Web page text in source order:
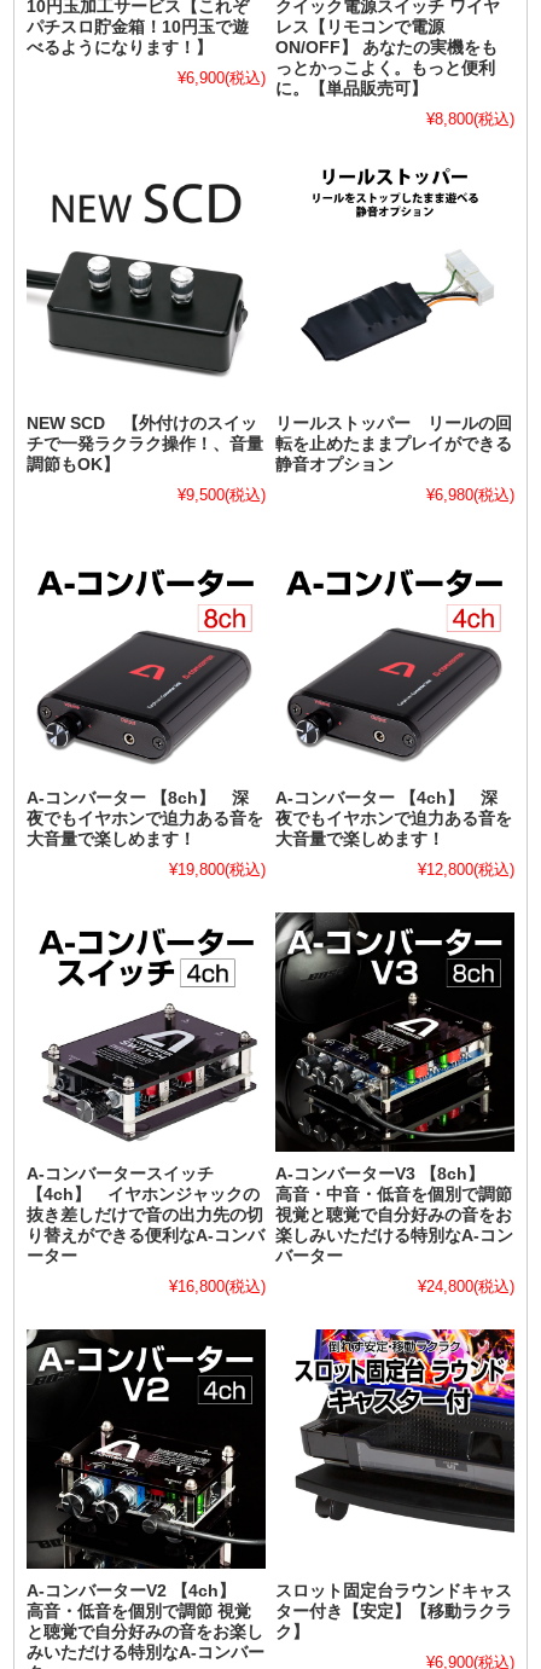
10円玉加工サービス【これぞ
パチスロ貯金箱！10円玉で遊
べるようになります！】
¥6,900(税込)
クイック電源スイッチ ワイヤ
レス【リモコンで電源
ON/OFF】 あなたの実機をも
っとかっこよく。もっと便利
に。【単品販売可】
¥8,800(税込)
NEW SCD 【外付けのスイッ
チで一発ラクラク操作！、音量
調節もOK】
¥9,500(税込)
リールストッパー リールの回
転を止めたままプレイができる
静音オプション
¥6,980(税込)
A-コンバーター 【8ch】 深
夜でもイヤホンで迫力ある音を
大音量で楽しめます！
¥19,800(税込)
A-コンバーター 【4ch】 深
夜でもイヤホンで迫力ある音を
大音量で楽しめます！
¥12,800(税込)
A-コンバータースイッチ
【4ch】 イヤホンジャックの
抜き差しだけで音の出力先の切
り替えができる便利なA-コンバ
ーター
¥16,800(税込)
A-コンバーターV3 【8ch】
高音・中音・低音を個別で調節
視覚と聴覚で自分好みの音をお
楽しみいただける特別なA-コン
バーター
¥24,800(税込)
A-コンバーターV2 【4ch】
高音・低音を個別で調節 視覚
と聴覚で自分好みの音をお楽し
みいただける特別なA-コンバー
スロット固定台ラウンドキャス
ター付き【安定】【移動ラクラ
ク】
¥6,900(税込)